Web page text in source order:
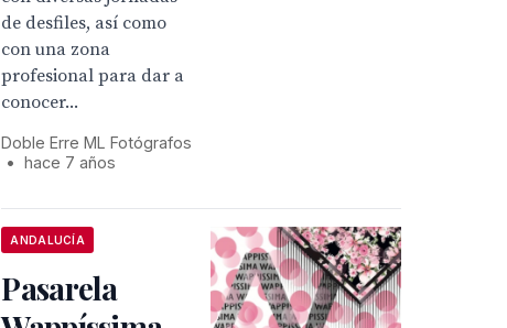
de desfiles, así como
con una zona
profesional para dar a
conocer...
Doble Erre ML Fotógrafos
•
hace 7 años
ANDALUCÍA
Pasarela